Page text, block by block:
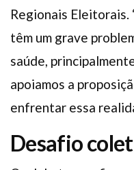
Regionais Eleitorais.
têm um grave
saúde,
apoiamos a
enfrentar essa
Desafio